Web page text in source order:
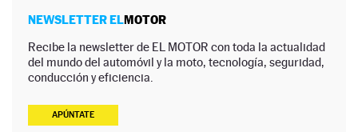
NEWSLETTER ELMOTOR
Recibe la newsletter de EL MOTOR con toda la actualidad
del mundo del automóvil y la moto, tecnología, seguridad,
conducción y eficiencia.
APÚNTATE